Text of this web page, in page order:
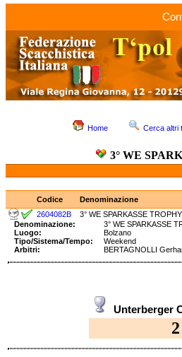
Home Cerca altri
3° WE
Codice
Denominazione
2604082B
3° WE SPARKASSE
Denominazione:
3° WE
Luogo:
Bolzano
Tipo/Sistema/Tempo:
Weekend
Arbitri:
BERTAGNOLLI
Unterberger
2